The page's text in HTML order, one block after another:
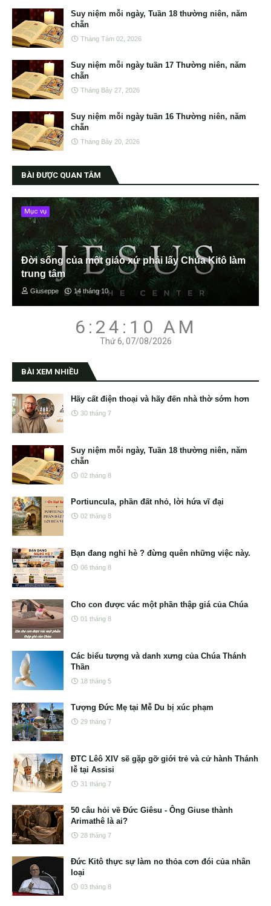
Suy niệm mỗi ngày, Tuần 18 thường niên, năm
chẵn
Tháng Tám 02, 2026
Suy niệm mỗi ngày tuần 17 Thường niên, năm
chẵn
Tháng Bảy 27, 2026
Suy niệm mỗi ngày tuần 16 Thường niên, năm
chẵn
Tháng Bảy 20, 2026
BÀI ĐƯỢC QUAN TÂM
Mục vụ
Đời sống của một giáo xứ phải lấy Chúa Kitô làm
trung tâm
Giuseppe 14 tháng 10
6:24:11 AM
Thứ 6, 07/08/2026
BÀI XEM NHIỀU
Hãy cất điện thoại và hãy đến nhà thờ sớm hơn
30 tháng 7
Suy niệm mỗi ngày, Tuần 18 thường niên, năm
chẵn
02 tháng 8
Portiuncula, phần đất nhỏ, lời hứa vĩ đại
02 tháng 8
Bạn đang nghỉ hè ? đừng quên những việc này.
06 tháng 8
Cho con được vác một phần thập giá của Chúa
01 tháng 8
Các biểu tượng và danh xưng của Chúa Thánh
Thần
18 tháng 5
Tượng Đức Mẹ tại Mễ Du bị xúc phạm
29 tháng 7
ĐTC Lêô XIV sẽ gặp gỡ giới trẻ và cử hành Thánh
lễ tại Assisi
31 tháng 7
50 câu hỏi về Đức Giêsu - Ông Giuse thành
Arimathê là ai?
28 tháng 7
Đức Kitô thực sự làm no thỏa cơn đói của nhân
loại
03 tháng 8